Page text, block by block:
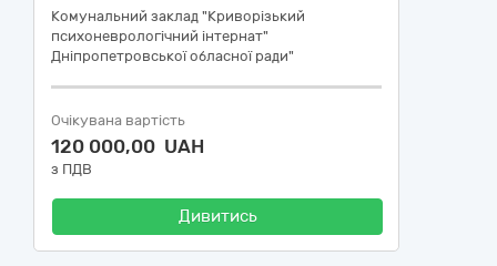
Комунальний заклад "Криворізький
психоневрологічний інтернат"
Дніпропетровської обласної ради"
Очікувана вартість
120 000,00 UAH
з ПДВ
Дивитись